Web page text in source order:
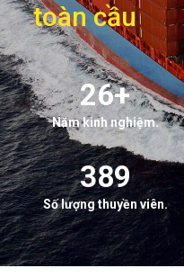
toàn cầu
26+
Năm kinh nghiệm.
389
Số lượng thuyền viên.